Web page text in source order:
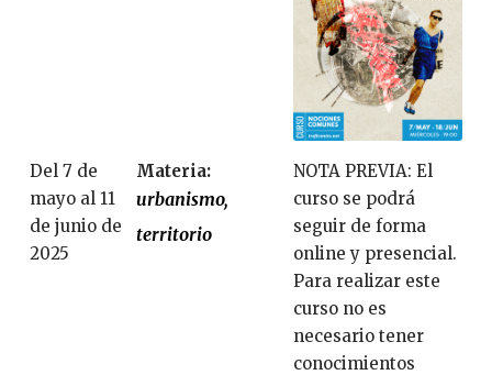
Del 7 de
mayo al 11
de junio de
2025
Materia:
urbanismo
territorio
NOTA PREVIA: El
curso se podrá
seguir de forma
online y presencial.
Para realizar este
curso no es
necesario tener
conocimientos